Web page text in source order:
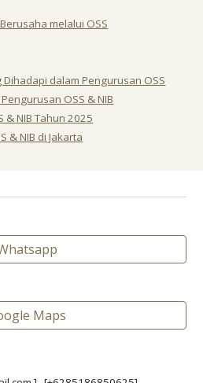
melalui OSS
dalam Pengurusan OSS
OSS & NIB
& NIB Tahun 2025
& NIB di Jakarta
Maps